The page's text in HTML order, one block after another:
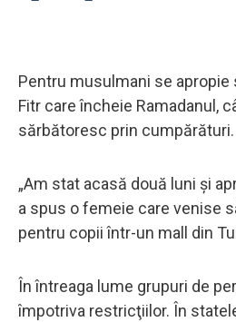
Pentru musulmani se apropie
Fitr care încheie Ramadanul,
sărbătoresc prin cumpărături.
„Am stat acasă două luni şi
a spus o femeie care venise
pentru copii într-un mall din
În întreaga lume grupuri de
împotriva restricţiilor. În